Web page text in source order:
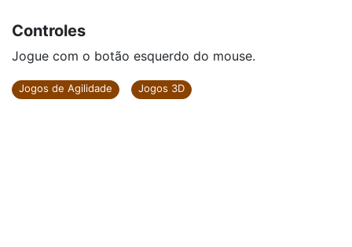
Controles
Jogue com o botão esquerdo do mouse.
Jogos de Agilidade Jogos 3D